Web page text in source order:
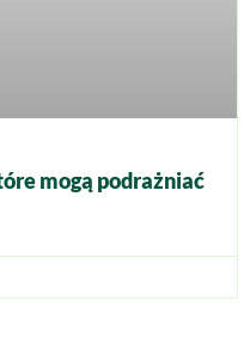
mogą podrażniać